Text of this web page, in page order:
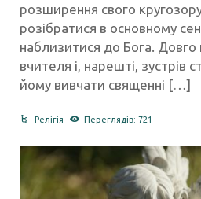
розширення свого
розібратися в основному
наблизитися до Бога.
вчителя і, нарешті, зустрів
йому вивчати священні […]
Релігія Переглядів: 721